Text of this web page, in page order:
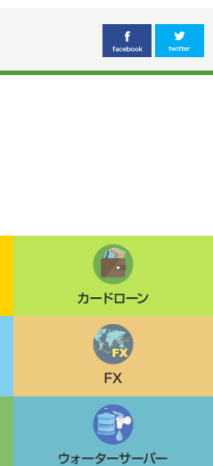
カードローン
FX
ウォーターサーバー